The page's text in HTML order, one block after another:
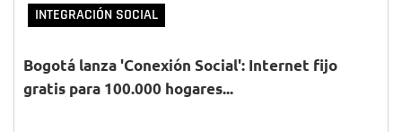
INTEGRACIÓN SOCIAL
Bogotá lanza 'Conexión Social': Internet fijo
gratis para 100.000 hogares...